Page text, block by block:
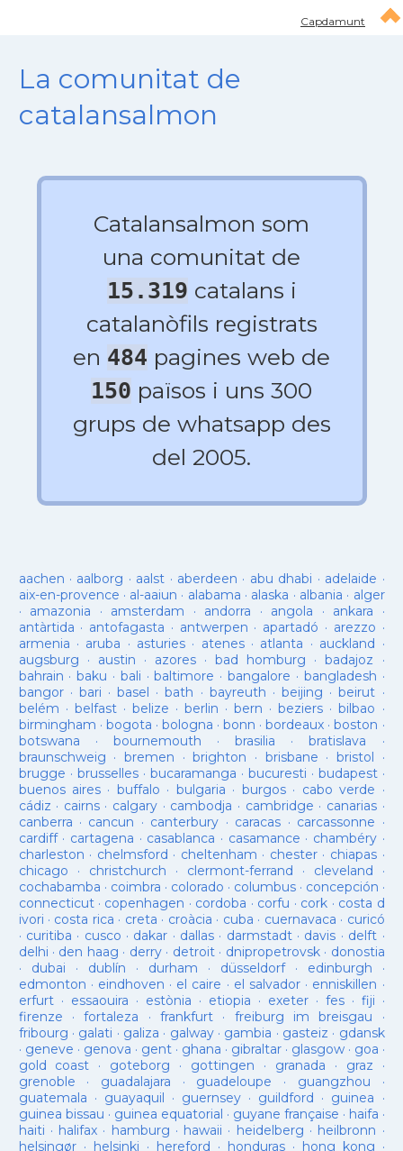
Capdamunt
La comunitat de
catalansalmon
Catalansalmon som
una comunitat de
15.319 catalans i
catalanòfils registrats
en 484 pagines web de
150 països i uns 300
grups de whatsapp des
del 2005.
aachen · aalborg · aalst · aberdeen · abu dhabi · adelaide ·
aix-en-provence · al-aaiun · alabama · alaska · albania · alger
· amazonia · amsterdam · andorra · angola · ankara ·
antàrtida · antofagasta · antwerpen · apartadó · arezzo ·
armenia · aruba · asturies· atenes· atlanta · auckland ·
augsburg · austin · azores·bad homburg ·badajoz ·
bahrain ·baku · bali ·baltimore ·bangalore · bangladesh ·
bangor· bari ·basel ·bath · bayreuth ·beijing ·beirut ·
belém · belfast· belize · berlin ·bern ·beziers ·bilbao ·
birmingham · bogota · bologna ·bonn ·bordeaux ·boston ·
botswana · bournemouth ·brasilia ·bratislava ·
braunschweig · bremen ·brighton · brisbane · bristol ·
brugge · brusselles· bucaramanga · bucuresti · budapest·
buenos aires· buffalo · bulgaria · burgos· cabo verde ·
cádiz · cairns· calgary · cambodja · cambridge · canarias·
canberra · cancun · canterbury · caracas · carcassonne ·
cardiff· cartagena · casablanca · casamance · chambéry·
charleston · chelmsford · cheltenham · chester· chiapas ·
chicago · christchurch · clermont-ferrand · cleveland ·
cochabamba · coimbra · colorado · columbus· concepción ·
connecticut· copenhagen · cordoba · corfu · cork · costa d
ivori · costa rica · creta · croàcia · cuba · cuernavaca · curicó
· curitiba · cusco · dakar · dallas · darmstadt· davis · delft ·
delhi · den haag · derry· detroit· dnipropetrovsk· donostia
· dubai · dublín · durham · düsseldorf· edinburgh ·
edmonton · eindhoven · el caire · el salvador · enniskillen ·
erfurt· essaouira · estònia · etiopia · exeter· fes· fiji ·
firenze ·fortaleza · frankfurt· freiburg im breisgau ·
fribourg · galati · galiza · galway· gambia · gasteiz · gdansk
· geneve · genova · gent· ghana · gibraltar· glasgow· goa ·
gold coast · goteborg · gottingen · granada · graz ·
grenoble · guadalajara · guadeloupe · guangzhou ·
guatemala · guayaquil · guernsey· guildford · guinea ·
guinea bissau · guinea equatorial · guyane française · haifa ·
haiti · halifax · hamburg · hawaii · heidelberg · heilbronn ·
helsingør· helsinki · hereford · honduras· hong kong ·